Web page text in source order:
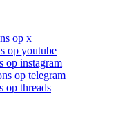
op x
op youtube
op instagram
op telegram
op threads